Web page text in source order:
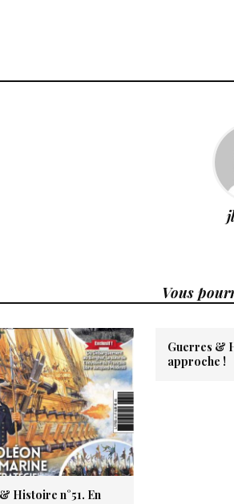
Vous
Histoire n°51. En
Guerres &
approche !